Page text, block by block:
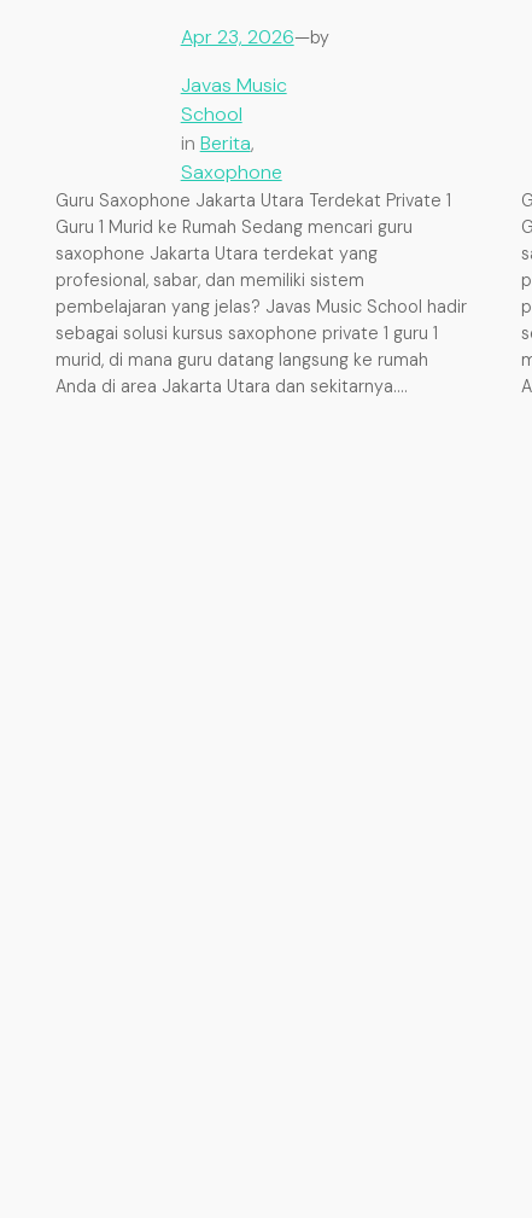
Apr 23, 2026—by
Javas Music
School
in Berita
Saxophone
Guru Saxophone Jakarta Utara Terdekat Private 1
Guru 1 Murid ke Rumah Sedang mencari guru
saxophone Jakarta Utara terdekat yang
profesional, sabar, dan memiliki sistem
pembelajaran yang jelas? Javas Music School hadir
sebagai solusi kursus saxophone private 1 guru 1
murid, di mana guru datang langsung ke rumah
Anda di area Jakarta Utara dan sekitarnya.…